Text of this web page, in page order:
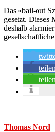
Das »bail-out
gesetzt. Dieses
deshalb
teilen
teilen
Thomas Nord